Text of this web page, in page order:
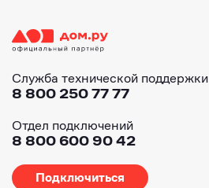
Служба технической поддержки
8 800 250 77 77
Отдел подключений
8 800 600 90 42
Подключиться